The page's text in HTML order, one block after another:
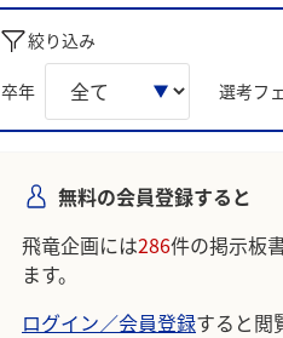
絞り込み
卒年 選考フ
無料の会員登録すると
飛竜企画には286件の掲示板
ます。
ログイン／会員登録すると閲